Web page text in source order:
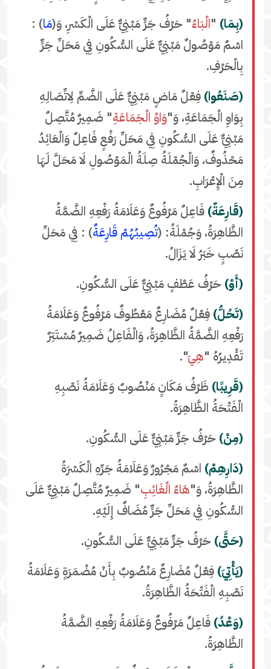
(بِمَا) "الْبَاءُ" حَرْفُ جَرٍّ مَبْنِيٌّ عَلَى الْكَسْرِ، وَ(مَا) :
اسْمٌ مَوْصُولٌ مَبْنِيٌّ عَلَى السُّكُونِ فِي مَحَلِّ جَرٍّ
بِالْحَرْفِ.
(صَنَعُوا) فِعْلٌ مَاضٍ مَبْنِيٌّ عَلَى الضَّمِّ لِاتِّصَالِهِ
بِوَاوِ الْجَمَاعَةِ، وَ"وَاوُ الْجَمَاعَةِ" ضَمِيرٌ مُتَّصِلٌ
مَبْنِيٌّ عَلَى السُّكُونِ فِي مَحَلِّ رَفْعٍ فَاعِلٌ وَالْعَائِدُ
مَحْذُوفٌ، وَالْجُمْلَةُ صِلَةُ الْمَوْصُولِ لَا مَحَلَّ لَهَا
مِنَ الْإِعْرَابِ.
(قَارِعَةٌ) فَاعِلٌ مَرْفُوعٌ وَعَلَامَةُ رَفْعِهِ الضَّمَّةُ
الظَّاهِرَةُ، وَجُمْلَةُ: (تُصِيبُهُمْ قَارِعَةٌ) : فِي مَحَلِّ
نَصْبٍ خَبَرُ لَا يَزَالُ.
(أَوْ) حَرْفُ عَطْفٍ مَبْنِيٌّ عَلَى السُّكُونِ.
(تَحُلُّ) فِعْلٌ مُضَارِعٌ مَعْطُوفٌ مَرْفُوعٌ وَعَلَامَةُ
رَفْعِهِ الضَّمَّةُ الظَّاهِرَةُ، وَالْفَاعِلُ ضَمِيرٌ مُسْتَتِرٌ
تَقْدِيرُهُ "هِيَ".
(قَرِيبًا) ظَرْفُ مَكَانٍ مَنْصُوبٌ وَعَلَامَةُ نَصْبِهِ
الْفَتْحَةُ الظَّاهِرَةُ.
(مِنْ) حَرْفُ جَرٍّ مَبْنِيٌّ عَلَى السُّكُونِ.
(دَارِهِمْ) اسْمٌ مَجْرُورٌ وَعَلَامَةُ جَرِّهِ الْكَسْرَةُ
الظَّاهِرَةُ، وَ"هَاءُ الْغَائِبِ" ضَمِيرٌ مُتَّصِلٌ مَبْنِيٌّ عَلَى
السُّكُونِ فِي مَحَلِّ جَرٍّ مُضَافٌ إِلَيْهِ.
(حَتَّى) حَرْفُ جَرٍّ مَبْنِيٌّ عَلَى السُّكُونِ.
(يَأْتِيَ) فِعْلٌ مُضَارِعٌ مَنْصُوبٌ بِأَنْ مُضْمَرَةٍ وَعَلَامَةُ
نَصْبِهِ الْفَتْحَةُ الظَّاهِرَةُ.
(وَعْدُ) فَاعِلٌ مَرْفُوعٌ وَعَلَامَةُ رَفْعِهِ الضَّمَّةُ
الظَّاهِرَةُ.